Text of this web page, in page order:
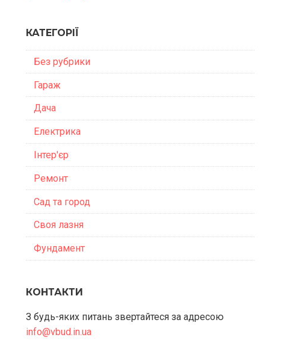
КАТЕГОРІЇ
Без рубрики
Гараж
Дача
Електрика
Інтер'єр
Ремонт
Сад та город
Своя лазня
Фундамент
КОНТАКТИ
З будь-яких питань звертайтеся за адресою
info@vbud.in.ua